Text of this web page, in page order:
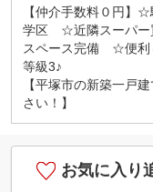
【仲介手数料０円
学区 ☆近隣スーパー
スペース完備 ☆便利
等級3♪
【平塚市の新築一戸
さい！】
お気に入り